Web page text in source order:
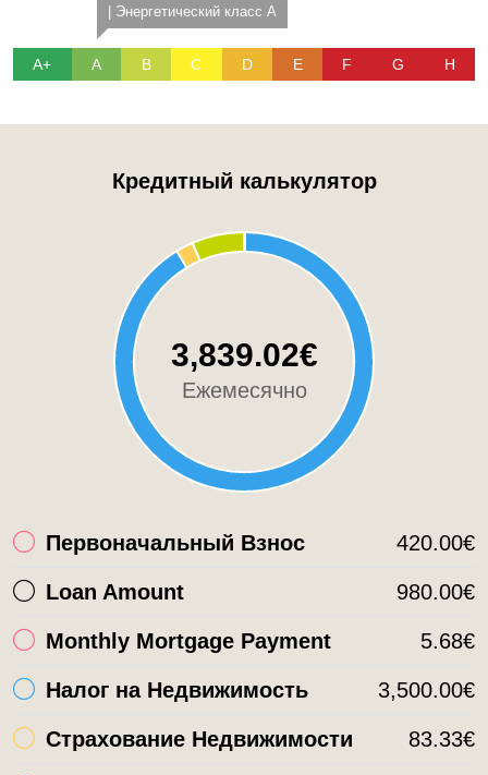
A+
| Энергетический класс A
A B C D E F G H
Кредитный калькулятор
3,839.02€
Ежемесячно
Первоначальный Взнос 420.00€
Loan Amount 980.00€
Monthly Mortgage Payment 5.68€
Налог на Недвижимость 3,500.00€
Страхование Недвижимости 83.33€